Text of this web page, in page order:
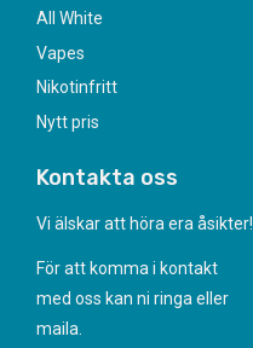
All White
Vapes
Nikotinfritt
Nytt pris
Kontakta oss
Vi älskar att höra era åsikter!
För att komma i kontakt
med oss kan ni ringa eller
maila.